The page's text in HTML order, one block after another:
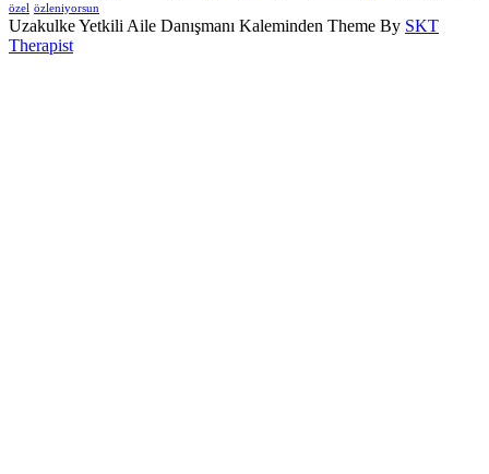
özel özleniyorsun
Uzakulke Yetkili Aile Danışmanı Kaleminden Theme By SKT
Therapist